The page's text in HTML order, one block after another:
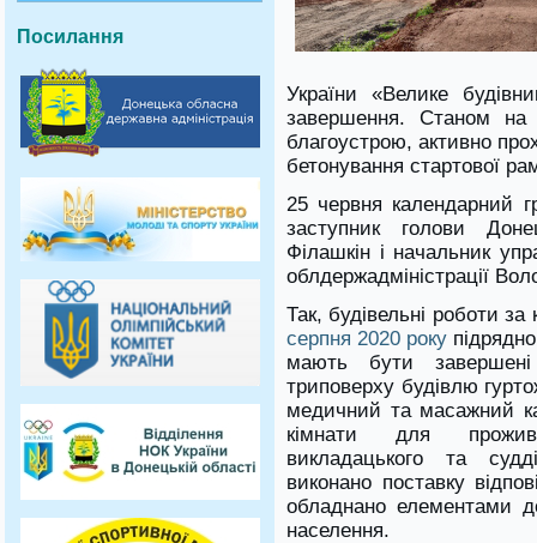
Посилання
України «Велике
завершення. Станом на
благоустрою, активно
бетонування стартової
25 червня календарний
заступник голови
Філашкін і начальник
облдержадміністрації
Так, будівельні роботи
серпня 2020 року
мають бути
триповерху будівлю
медичний та масажний
кімнати для
викладацького та
виконано поставку
обладнано елементами
населення.